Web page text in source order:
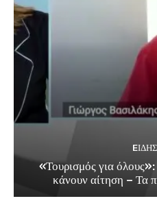
«Τουρισμός για
κάνουν αίτηση – Τα